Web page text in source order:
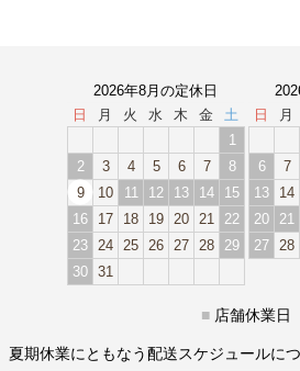
2026年8月の定休日
日
月 火 水 木 金
土
1
2
3 4 5 6 7
8
9
10 11 12 13 14
15
16
17 18 19 20 21
22
23
24 25 26 27 28
29
30 31
日
月
6
7
13
14
20
21
27
28
■ 店舗休業日
夏期休業にともなう配送スケジュールに